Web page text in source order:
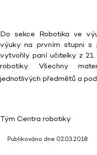
Do sekce Robotika ve
výuky na prvním stupni s
vytvořily paní učitelky z
robotiky. Všechny
jednotlivých předmětů a
Tým Centra robotiky
Publikováno dne 02.03.2018